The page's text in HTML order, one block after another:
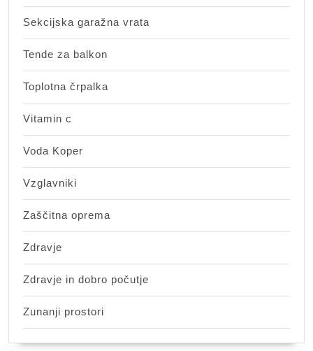
Sekcijska garažna vrata
Tende za balkon
Toplotna črpalka
Vitamin c
Voda Koper
Vzglavniki
Zaščitna oprema
Zdravje
Zdravje in dobro počutje
Zunanji prostori